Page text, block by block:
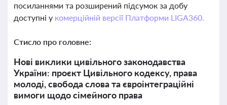
посиланнями та розширений підсумок за добу
доступні у комерційній версії Платформи LIGA360.
Стисло про головне:
Нові виклики цивільного законодавства
України: проєкт Цивільного кодексу, права
молоді, свобода слова та євроінтеграційні
вимоги щодо сімейного права